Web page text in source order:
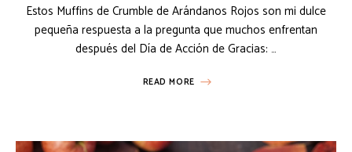
Estos Muffins de Crumble de Arándanos Rojos son mi dulce
pequeña respuesta a la pregunta que muchos enfrentan
después del Día de Acción de Gracias: …
READ MORE